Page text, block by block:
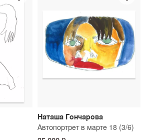
Наташа Гончарова
Автопортрет в марте 18 (3/6)